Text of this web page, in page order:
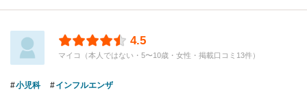
4.5
マイコ（本人ではない・5〜10歳・女性・掲載口コミ13件）
小児科 インフルエンザ